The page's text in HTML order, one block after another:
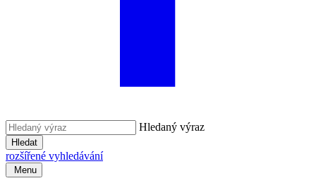
Hledaný výraz
Hledat
rozšířené vyhledávání
Menu